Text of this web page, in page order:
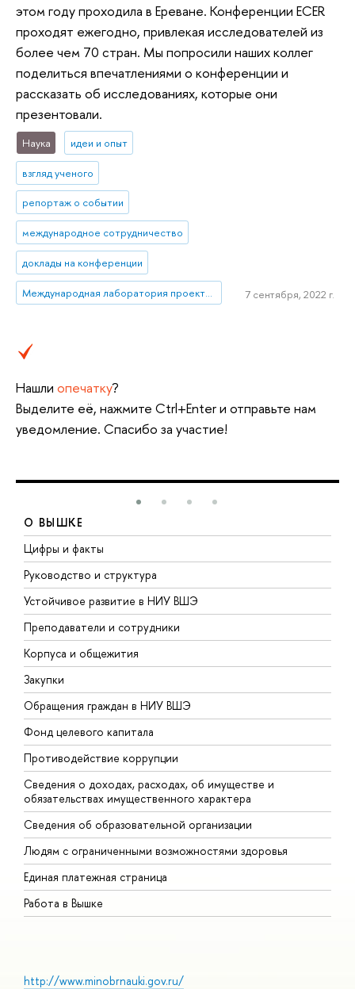
этом году проходила в Ереване. Конференции ECER
проходят ежегодно, привлекая исследователей из
более чем 70 стран. Мы попросили наших коллег
поделиться впечатлениями о конференции и
рассказать об исследованиях, которые они
презентовали.
Наука идеи и опыт
взгляд ученого
репортаж о событии
международное сотрудничество
доклады на конференции
Международная лаборатория проектирования и исследований в онлайн-обучении 7 сентября, 2022 г.
Нашли опечатку?
Выделите её, нажмите Ctrl+Enter и отправьте нам
уведомление. Спасибо за участие!
О ВЫШКЕ
Цифры и факты
Руководство и структура
Устойчивое развитие в НИУ ВШЭ
Преподаватели и сотрудники
Корпуса и общежития
Закупки
Обращения граждан в НИУ ВШЭ
Фонд целевого капитала
Противодействие коррупции
Сведения о доходах, расходах, об имуществе и
обязательствах имущественного характера
Сведения об образовательной организации
Людям с ограниченными возможностями здоровья
Единая платежная страница
Работа в Вышке
http://www.minobrnauki.gov.ru/